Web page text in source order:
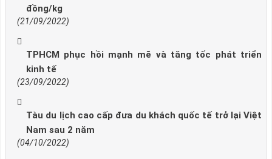
đồng/kg
(21/09/2022)
TPHCM phục hồi mạnh mẽ và tăng tốc phát triển
kinh tế
(23/09/2022)
Tàu du lịch cao cấp đưa du khách quốc tế trở lại Việt
Nam sau 2 năm
(04/10/2022)